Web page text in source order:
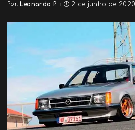
Posted
Por: Leonardo P. 2 de junho de 2020